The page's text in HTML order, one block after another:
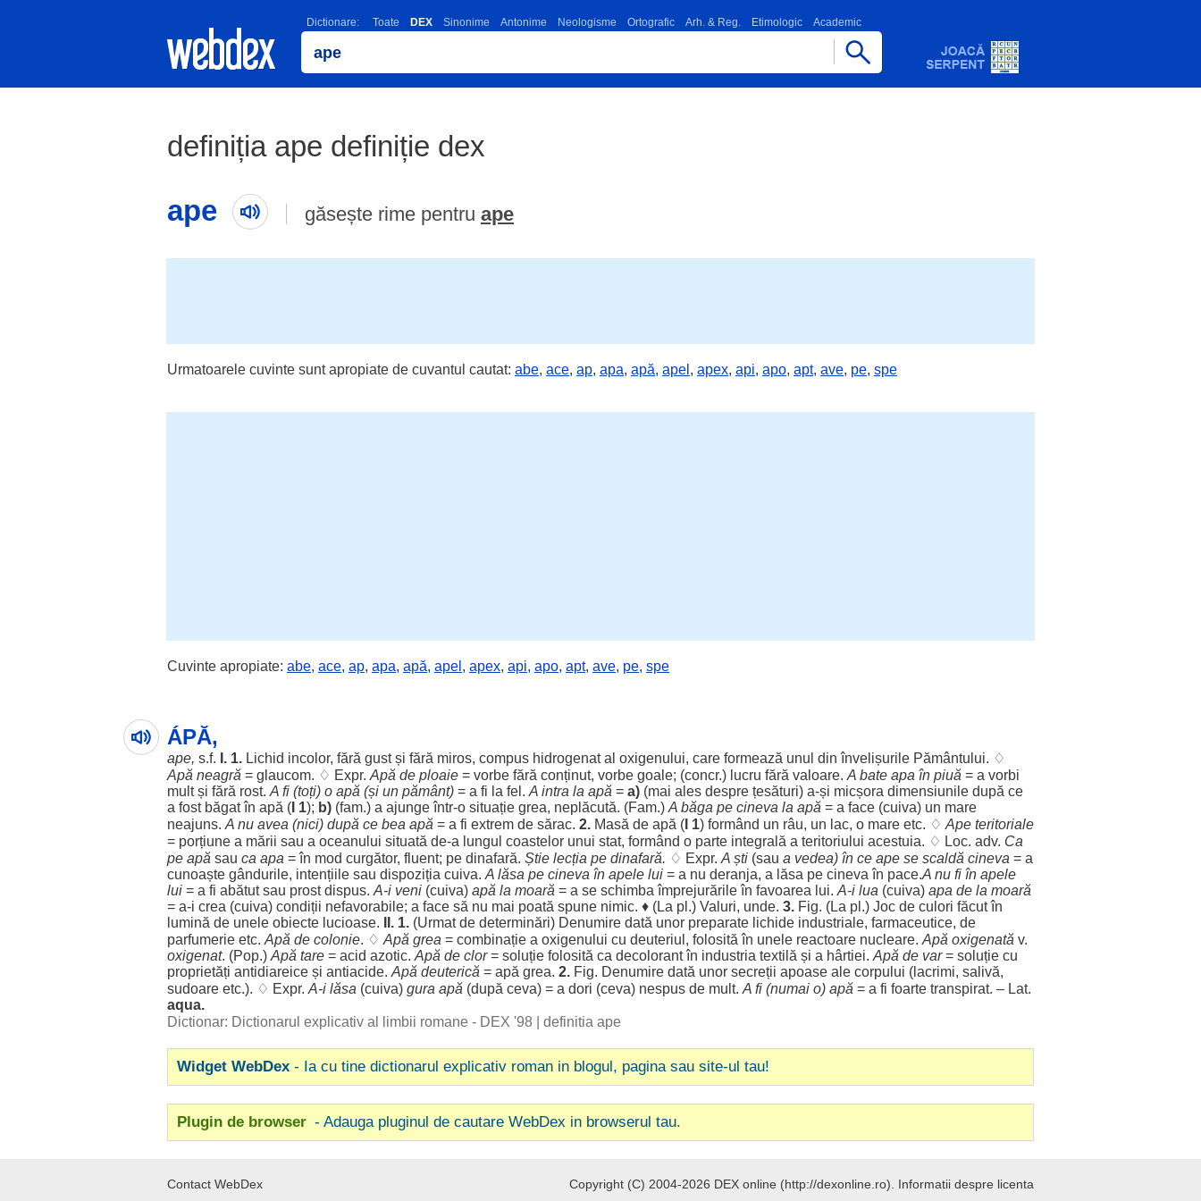
Dictionare: Toate DEX Sinonime Antonime Neologisme Ortografic Arh. & Reg. Etimologic Academic
definiția ape definiție dex
ape
găsește rime pentru ape
Urmatoarele cuvinte sunt apropiate de cuvantul cautat: abe, ace, ap, apa, apă, apel , apex, api, apo, apt, ave, pe, spe
Cuvinte apropiate: abe, ace, ap, apa, apă, apel , apex, api, apo, apt, ave, pe, spe
ÁPĂ,
ape, s.f. I. 1. Lichid incolor, fără gustși fără miros, compus hidrogenatal oxigenului, care formează unul dinînvelișurile Pământului. ♢
Apă neagră = glaucom. ♢ Expr. Apă de ploaie = vorbe fără conținut, vorbe goale; (concr.) lucru fără valoare. A bate apa în piuă = a vorbi
multși fără rost. A fi (toți) o apă (și un pământ) = a fi la fel . A intra la apă = a) (mai ales despre țesături) a-și micșora dimensiunile după ce
a fost băgatîn apă ( I 1); b) (fam.) a ajungeîntr-o situație grea, neplăcută. (Fam.) A băga pe cineva la apă = a face (cuiva) un mare
neajuns. A nu avea (nici) după ce bea apă = a fi extrem de sărac. 2. Masă de apă ( I 1) formând un râu, un lac, o mare etc. ♢ Ape teritoriale
= porțiune a mării sau a oceanului situată de-a lungul coastelor unui stat, formând o parte integrală a teritoriului acestuia. ♢ Loc. adv. Ca
pe apă sau ca apa = în mod curgător, fluent; pe dinafară. Știe lecția pe dinafară. ♢ Expr. A ști (sau a vedea) în ce ape se scaldă cineva = a
cunoaște gândurile, intențiile sau dispoziția cuiva. A lăsa pe cineva în apele lui = a nu deranja, a lăsa pe cineva în pace.A nu fi în apele
lui = a fi abătutsau prost dispus. A-i veni (cuiva) apă la moară = a se schimba împrejurărileîn favoarea lui. A-i lua (cuiva) apa de la moară
= a-i crea (cuiva) condiții nefavorabile; a face să nu mai poată spune nimic. ♦ (La pl.) Valuri, unde. 3. Fig. (La pl.) Joc de culori făcutîn
lumină de unele obiecte lucioase. II. 1. (Urmatde determinări) Denumire dată unor preparate lichide industriale, farmaceutice, de
parfumerie etc. Apă de colonie. ♢ Apă grea = combinație a oxigenului cu deuteriul , folosită în unele reactoare nucleare. Apă oxigenată v.
oxigenat. (Pop.) Apă tare = acid azotic. Apă de clor= soluție folosită ca decolorantîn industria textilă și a hârtiei. Apă de var= soluție cu
proprietăți antidiareice și antiacide. Apă deuterică = apă grea. 2. Fig. Denumire dată unor secreții apoase ale corpului ( lacrimi, salivă,
sudoare etc.). ♢ Expr. A-i lăsa (cuiva) gura apă (după ceva) = a dori (ceva) nespus de mult. A fi (numai o) apă = a fi foarte transpirat. – Lat.
aqua.
Dictionar: Dictionarul explicativ al limbii romane - DEX '98
definitia ape
Widget WebDex - Ia cu tine dictionarul explicativ roman in blogul, pagina sau site-ul tau!
Plugin de browser - Adauga pluginul de cautare WebDex in browserul tau.
Contact WebDex Copyright (C) 2004-2026 DEX online (http://dexonline.ro). Informatii despre licenta